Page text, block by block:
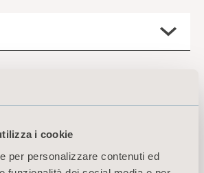
i cookie
per personalizzare contenuti ed
Flex Specification Sheet